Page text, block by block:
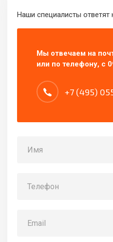
Наши специалисты
Мы отвечаем на
или по телефону, с
+7 (495)